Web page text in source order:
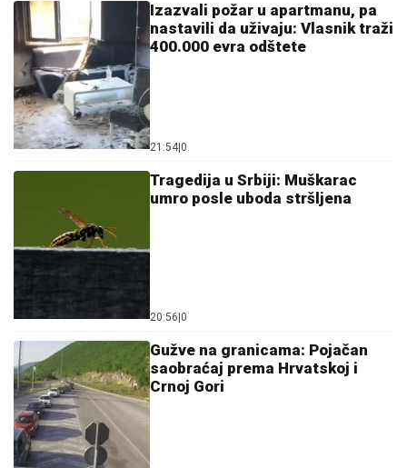
Izazvali požar u apartmanu, pa
nastavili da uživaju: Vlasnik traži
400.000 evra odštete
21:54 0
Tragedija u Srbiji: Muškarac
umro posle uboda stršljena
20:56 0
Gužve na granicama: Pojačan
saobraćaj prema Hrvatskoj i
Crnoj Gori